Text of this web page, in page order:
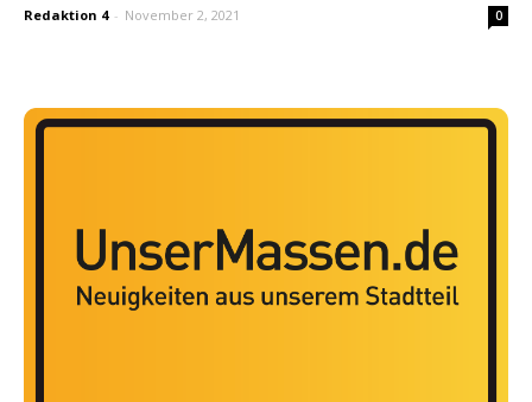
Redaktion 4 - November 2, 2021 0